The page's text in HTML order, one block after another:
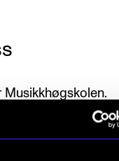
Musikkhøgskolen.
mastergrad ved
et år ved Royal